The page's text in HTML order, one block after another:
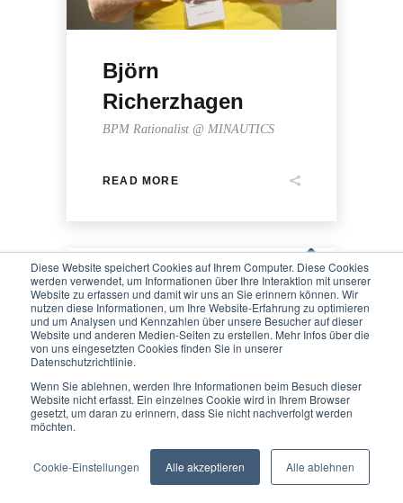
Diese Website speichert Cookies auf Ihrem Computer. Diese Cookies
werden verwendet, um Informationen über Ihre Interaktion mit unserer
Website zu erfassen und damit wir uns an Sie erinnern können. Wir
nutzen diese Informationen, um Ihre Website-Erfahrung zu optimieren
und um Analysen und Kennzahlen über unsere Besucher auf dieser
Website und anderen Medien-Seiten zu erstellen. Mehr Infos über die
von uns eingesetzten Cookies finden Sie in unserer
Datenschutzrichtlinie.
Wenn Sie ablehnen, werden Ihre Informationen beim Besuch dieser
Website nicht erfasst. Ein einzelnes Cookie wird in Ihrem Browser
gesetzt, um daran zu erinnern, dass Sie nicht nachverfolgt werden
möchten.
Cookie-Einstellungen Alle akzeptieren Alle ablehnen
We value your privacy
personalised ads or content, and analyse our traffic. By
clicking "Accept All", you consent to our use of cookies.
Customise Reject All Accept All
Björn
Richerzhagen
BPM Rationalist @ MINAUTICS
READ MORE
MINAUTICS